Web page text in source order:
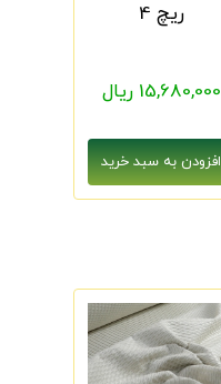
ریچ 4
15,680,000 ریال